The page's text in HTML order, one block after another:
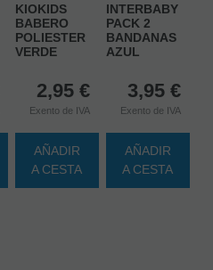
KIOKIDS
BABERO
POLIESTER
VERDE
2,95 €
Exento de IVA
AÑADIR
A CESTA
INTERBABY
PACK 2
BANDANAS
AZUL
3,95 €
Exento de IVA
AÑADIR
A CESTA